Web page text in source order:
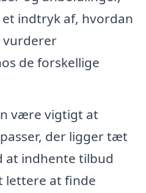
indtryk af, hvordan
de forskellige
være vigtigt at
der ligger tæt
at indhente tilbud
lettere at finde